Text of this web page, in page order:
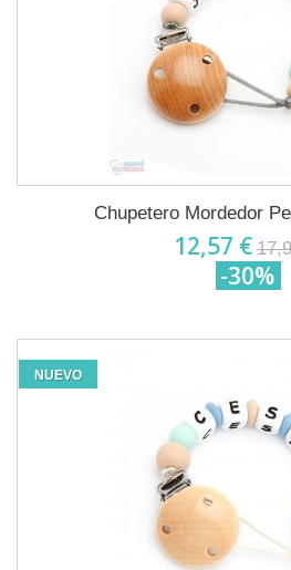
Chupetero Mordedor
12,57 €
-30%
NUEVO